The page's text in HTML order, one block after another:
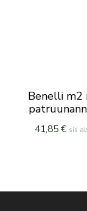
Benelli m2
41,85€ sis